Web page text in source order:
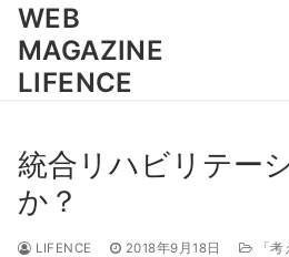
WEB
MAGAZINE
LIFENCE
統合リハビリテー
か？
LIFENCE 2018年9月18日 「